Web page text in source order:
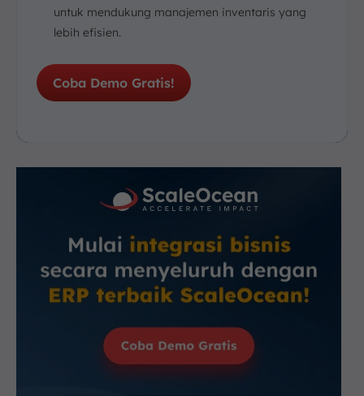
untuk mendukung manajemen inventaris yang
lebih efisien.
Coba Demo Gratis!